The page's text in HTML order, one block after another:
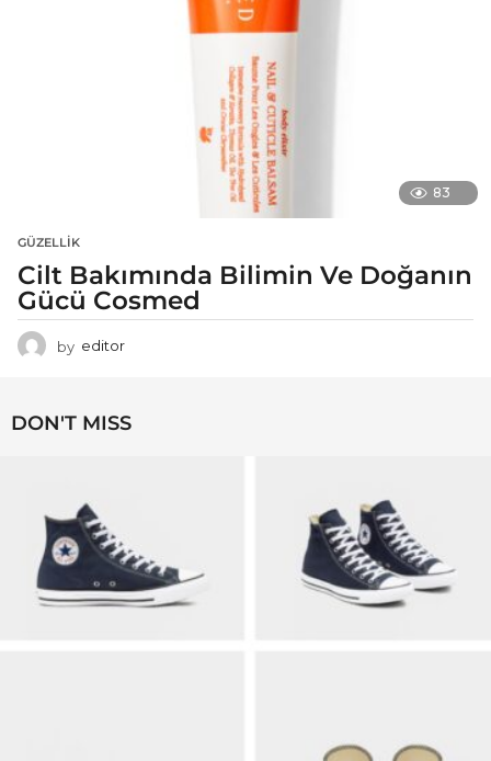
83
GÜZELLIK
Cilt Bakımında Bilimin Ve Doğanın
Gücü Cosmed
by editor
DON'T MISS